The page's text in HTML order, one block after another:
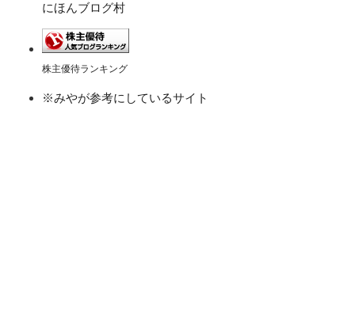
にほんブログ村
株主優待ランキング
※みやが参考にしているサイト